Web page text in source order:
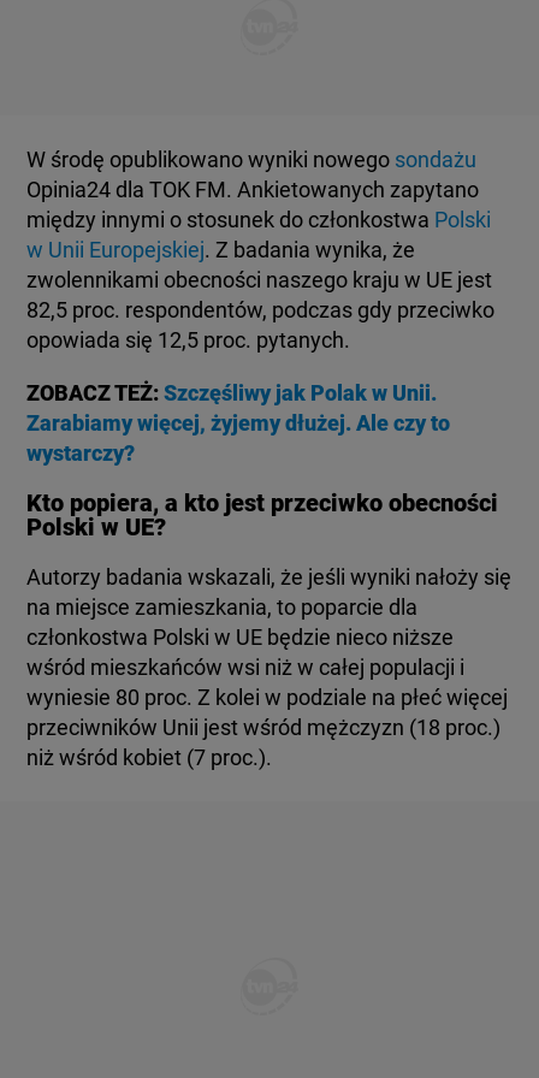
W środę opublikowano wyniki nowego sondażu
Opinia24 dla TOK FM. Ankietowanych zapytano
między innymi o stosunek do członkostwa Polski
w Unii Europejskiej. Z badania wynika, że
zwolennikami obecności naszego kraju w UE jest
82,5 proc. respondentów, podczas gdy przeciwko
opowiada się 12,5 proc. pytanych.
ZOBACZ TEŻ:Szczęśliwy jak Polak w Unii.
Zarabiamy więcej, żyjemy dłużej. Ale czy to
wystarczy?
Kto popiera, a kto jest przeciwko obecności
Polski w UE?
Autorzy badania wskazali, że jeśli wyniki nałoży się
na miejsce zamieszkania, to poparcie dla
członkostwa Polski w UE będzie nieco niższe
wśród mieszkańców wsi niż w całej populacji i
wyniesie 80 proc. Z kolei w podziale na płeć więcej
przeciwników Unii jest wśród mężczyzn (18 proc.)
niż wśród kobiet (7 proc.).
LUBUSKIE
OLSZTYN
OPOLE
RZESZÓW
SZCZECIN
ATAK ROSJI NA UKRAINĘ
SZKŁO KONTAKTOWE
CIEKAWOSTKI
PROGRAMY
TVN24 УКРАЇНСЬКОЮ МОВОЮ
WIĘCEJ
KANAŁY